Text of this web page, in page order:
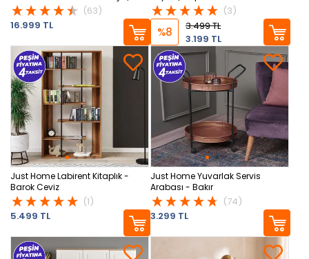
Krem - 110 cm
(63)
16.999 TL
(3)
%8
3.499 TL
3.199 TL
Just Home Labirent Kitaplık -
Barok Ceviz
(1)
5.499 TL
Just Home Yuvarlak Servis
Arabası - Bakır
(74)
3.299 TL